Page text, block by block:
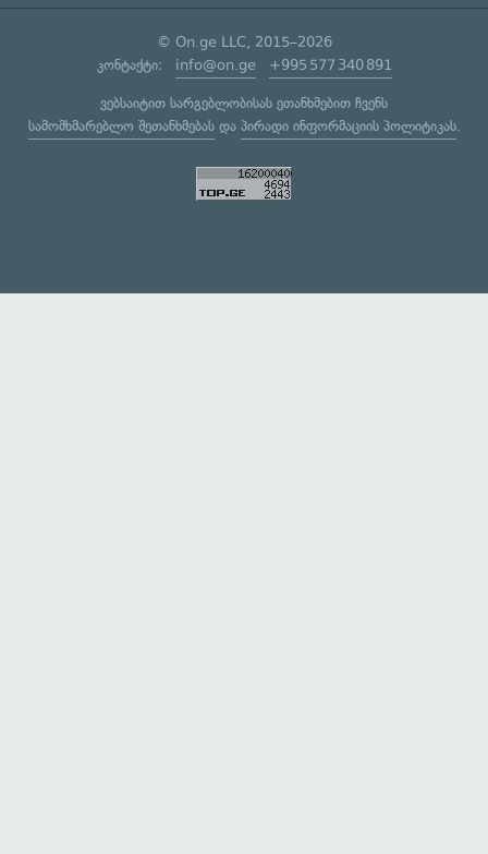
© On.ge LLC, 2015–2026
კონტაქტი: info@on.ge +995 577 340 891
ვებსაიტით სარგებლობისას ეთანხმებით ჩვენს
სამომხმარებლო შეთანხმებასდა პირადი ინფორმაციის პოლიტიკას.